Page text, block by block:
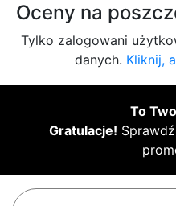
Oceny na
Tylko zalogowani
danych. Kliknij,
To
Gratulacje!